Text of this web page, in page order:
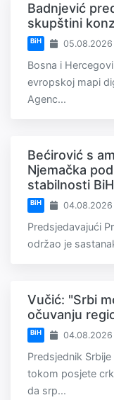
Badnjević
skupštini
BiH 05.08.2026
Bosna i
evropskoj mapi
Agenc...
Bećirović s
Njemačka
stabilnosti BiH
BiH 04.08.2026
Predsjedavajući
održao je
Vučić: "Srbi
očuvanju
BiH 04.08.2026
Predsjednik
tokom posjete
da srp...